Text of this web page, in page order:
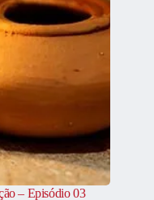
– Episódio 03